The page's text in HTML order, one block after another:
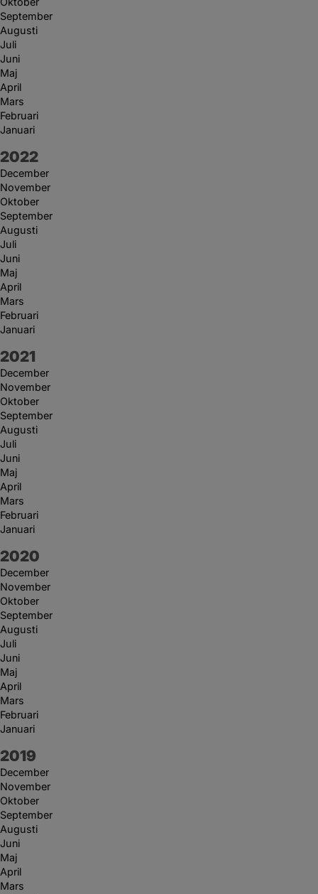
September
Augusti
Juli
Juni
Maj
April
Mars
Februari
Januari
År:
2022
December
November
Oktober
September
Augusti
Juli
Juni
Maj
April
Mars
Februari
Januari
År:
2021
December
November
Oktober
September
Augusti
Juli
Juni
Maj
April
Mars
Februari
Januari
År:
2020
December
November
Oktober
September
Augusti
Juli
Juni
Maj
April
Mars
Februari
Januari
År:
2019
December
November
Oktober
September
Augusti
Juni
Maj
April
Mars